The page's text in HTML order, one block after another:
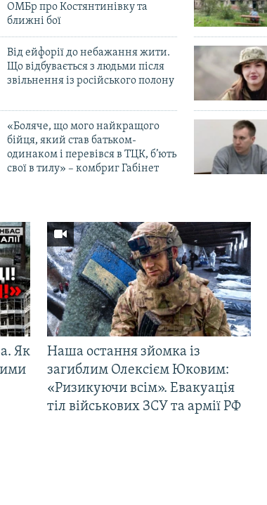
ОМБр про Костянтинівку та
ближні бої
Від ейфорії до небажання жити.
Що відбувається з людьми після
звільнення із російського полону
«Боляче, що мого найкращого
бійця, який став батьком-
одинаком і перевівся в ТЦК, б’ють
свої в тилу» – комбриг Габінет
Як
Наша остання зйомка із
загиблим Олексієм Юковим:
«Ризикуючи всім». Евакуація
тіл військових ЗСУ та армії РФ